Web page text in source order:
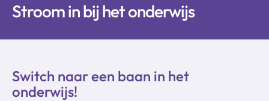
Stroom in bij het onderwijs
Switch naar een baan in het
onderwijs!